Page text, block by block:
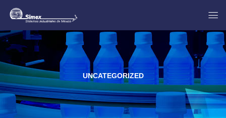
UNCATEGORIZED